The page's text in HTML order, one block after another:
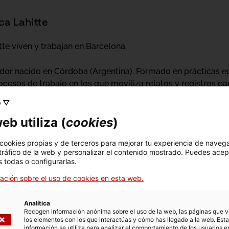
Lahitte
viven y trabajan en Barcelona.
nacido en Córdoba (Argentina). Formado en prácticas
de trabajo en los que moviliza relatos y registros
incluyen “Fabular paisatges” (Palau Victòria Eugènia,
Es autor de
(V_____erlag für
una década como editor de Ràdio Web MACBA, y
en Hangar, centro de producción e investigación
nacida en Buenos Aires. En la producción de
los lenguajes modernos de dominación. Ha
Eugènia, 2025), “[contra]panorama” (MACBA,
autora deDe la diferencia entre lo temporal y lo eterno
▽
utiliza (cookies)
propias y de terceros para mejorar tu experiencia de
de la web y personalizar el contenido mostrado. Puedes
todas o configurarlas.
sobre el uso de cookies en esta web.
Analítica
Recogen información anónima sobre el uso de la web, las páginas que
los elementos con los que interactúas y cómo has llegado a la web. Esta
información se utiliza para analizar el comportamiento de los usuarios